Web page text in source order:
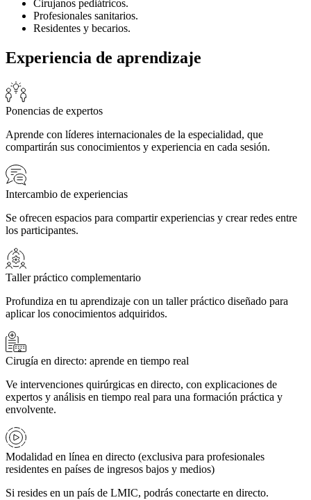
Cirujanos pediátricos.
Profesionales sanitarios.
Residentes y becarios.
Experiencia de aprendizaje
Ponencias de expertos
Aprende con líderes internacionales de la especialidad, que
compartirán sus conocimientos y experiencia en cada sesión.
Intercambio de experiencias
Se ofrecen espacios para compartir experiencias y crear redes entre
los participantes.
Taller práctico complementario
Profundiza en tu aprendizaje con un taller práctico diseñado para
aplicar los conocimientos adquiridos.
Cirugía en directo: aprende en tiempo real
Ve intervenciones quirúrgicas en directo, con explicaciones de
expertos y análisis en tiempo real para una formación práctica y
envolvente.
Modalidad en línea en directo (exclusiva para profesionales
residentes en países de ingresos bajos y medios)
Si resides en un país de LMIC, podrás conectarte en directo.